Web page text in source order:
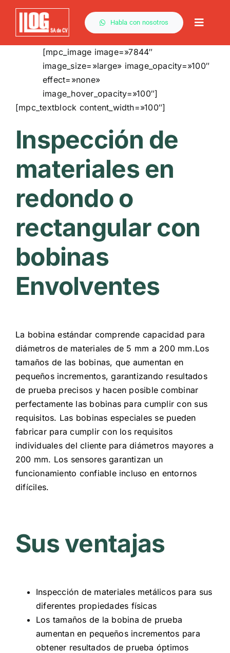
Saltar
contenido
Habla con nosotros
Toggle
[mpc_image image=»7844″
image_size=»large» image_opacity=»100″
effect=»none»
image_hover_opacity=»100″]
[mpc_textblock content_width=»100″]
Inspección de
materiales en
redondo o
rectangular con
bobinas
Envolventes
La bobina estándar comprende capacidad para
diámetros de materiales de 5 mm a 200 mm.Los
tamaños de las bobinas, que aumentan en
pequeños incrementos, garantizando resultados
de prueba precisos y hacen posible combinar
perfectamente las bobinas para cumplir con sus
requisitos. Las bobinas especiales se pueden
fabricar para cumplir con los requisitos
individuales del cliente para diámetros mayores a
200 mm. Los sensores garantizan un
funcionamiento confiable incluso en entornos
difíciles.
Sus ventajas
Inspección de materiales metálicos para sus
diferentes propiedades físicas
Los tamaños de la bobina de prueba
aumentan en pequeños incrementos para
obtener resultados de prueba óptimos